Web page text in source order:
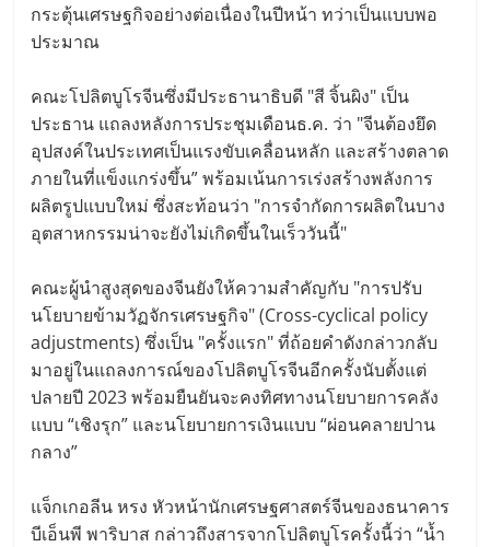
กระตุ้นเศรษฐกิจอย่างต่อเนื่องในปีหน้า ทว่าเป็นแบบพอ
ประมาณ
คณะโปลิตบูโรจีนซึ่งมีประธานาธิบดี "สี จิ้นผิง" เป็น
ประธาน แถลงหลังการประชุมเดือนธ.ค. ว่า "จีนต้องยึด
อุปสงค์ในประเทศเป็นแรงขับเคลื่อนหลัก และสร้างตลาด
ภายในที่แข็งแกร่งขึ้น” พร้อมเน้นการเร่งสร้างพลังการ
ผลิตรูปแบบใหม่ ซึ่งสะท้อนว่า "การจำกัดการผลิตในบาง
อุตสาหกรรมน่าจะยังไม่เกิดขึ้นในเร็ววันนี้"
คณะผู้นำสูงสุดของจีนยังให้ความสำคัญกับ "การปรับ
นโยบายข้ามวัฏจักรเศรษฐกิจ" (Cross-cyclical policy
adjustments) ซึ่งเป็น "ครั้งแรก" ที่ถ้อยคำดังกล่าวกลับ
มาอยู่ในแถลงการณ์ของโปลิตบูโรจีนอีกครั้งนับตั้งแต่
ปลายปี 2023 พร้อมยืนยันจะคงทิศทางนโยบายการคลัง
แบบ “เชิงรุก” และนโยบายการเงินแบบ “ผ่อนคลายปาน
กลาง”
แจ็กเกอลีน หรง หัวหน้านักเศรษฐศาสตร์จีนของธนาคาร
บีเอ็นพี พาริบาส กล่าวถึงสารจากโปลิตบูโรครั้งนี้ว่า “น้ำ